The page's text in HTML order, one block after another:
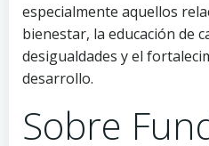
especialmente aquellos
bienestar, la educación de
desigualdades y el
desarrollo.
Sobre